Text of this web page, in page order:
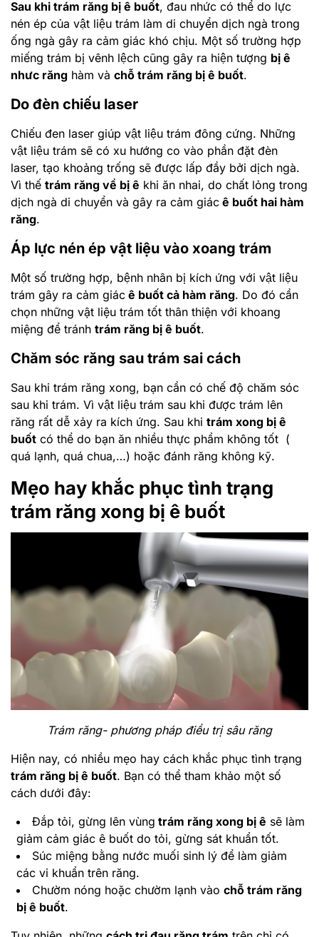
Sau khi trám răng bị ê buốt, đau nhức có thể do lực
nén ép của vật liệu trám làm di chuyển dịch ngà trong
ống ngà gây ra cảm giác khó chịu. Một số trường hợp
miếng trám bị vênh lệch cũng gây ra hiện tượng bị ê
nhưc răng hàm và chỗ trám răng bị ê buốt.
Do đèn chiếu laser
Chiếu đen laser giúp vật liệu trám đông cứng. Những
vật liệu trám sẽ có xu hướng co vào phần đặt đèn
laser, tạo khoảng trống sẽ được lấp đầy bởi dịch ngà.
Vì thế trám răng về bị ê khi ăn nhai, do chất lỏng trong
dịch ngà di chuyển và gây ra cảm giác ê buốt hai hàm
răng.
Áp lực nén ép vật liệu vào xoang trám
Một số trường hợp, bệnh nhân bị kích ứng với vật liệu
trám gây ra cảm giác ê buốt cả hàm răng. Do đó cần
chọn những vật liệu trám tốt thân thiện với khoang
miệng để tránh trám răng bị ê buốt.
Chăm sóc răng sau trám sai cách
Sau khi trám răng xong, bạn cần có chế độ chăm sóc
sau khi trám. Vì vật liệu trám sau khi được trám lên
răng rất dễ xảy ra kích ứng. Sau khi trám xong bị ê
buốt có thể do bạn ăn nhiều thực phẩm không tốt (
quá lạnh, quá chua,…) hoặc đánh răng không kỹ.
Mẹo hay khắc phục tình trạng
trám răng xong bị ê buốt
Trám răng- phương pháp điều trị sâu răng
Hiện nay, có nhiều mẹo hay cách khắc phục tình trạng
trám răng bị ê buốt. Bạn có thể tham khảo một số
cách dưới đây:
Đắp tỏi, gừng lên vùng trám răng xong bị ê sẽ làm
giảm cảm giác ê buốt do tỏi, gừng sát khuẩn tốt.
Súc miệng bằng nước muối sinh lý để làm giảm
các vi khuẩn trên răng.
Chườm nóng hoặc chườm lạnh vào chỗ trám răng
bị ê buốt.